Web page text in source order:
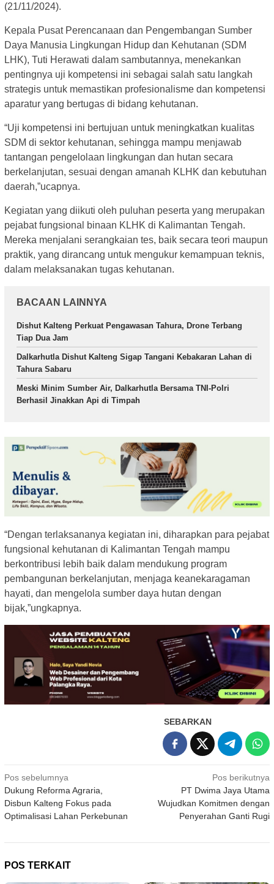
(21/11/2024).
Kepala Pusat Perencanaan dan Pengembangan Sumber
Daya Manusia Lingkungan Hidup dan Kehutanan (SDM
LHK), Tuti Herawati dalam sambutannya, menekankan
pentingnya uji kompetensi ini sebagai salah satu langkah
strategis untuk memastikan profesionalisme dan kompetensi
aparatur yang bertugas di bidang kehutanan.
“Uji kompetensi ini bertujuan untuk meningkatkan kualitas
SDM di sektor kehutanan, sehingga mampu menjawab
tantangan pengelolaan lingkungan dan hutan secara
berkelanjutan, sesuai dengan amanah KLHK dan kebutuhan
daerah,”ucapnya.
Kegiatan yang diikuti oleh puluhan peserta yang merupakan
pejabat fungsional binaan KLHK di Kalimantan Tengah.
Mereka menjalani serangkaian tes, baik secara teori maupun
praktik, yang dirancang untuk mengukur kemampuan teknis,
dalam melaksanakan tugas kehutanan.
BACAAN LAINNYA
Dishut Kalteng Perkuat Pengawasan Tahura, Drone Terbang
Tiap Dua Jam
Dalkarhutla Dishut Kalteng Sigap Tangani Kebakaran Lahan di
Tahura Sabaru
Meski Minim Sumber Air, Dalkarhutla Bersama TNI-Polri
Berhasil Jinakkan Api di Timpah
“Dengan terlaksananya kegiatan ini, diharapkan para pejabat
fungsional kehutanan di Kalimantan Tengah mampu
berkontribusi lebih baik dalam mendukung program
pembangunan berkelanjutan, menjaga keanekaragaman
hayati, dan mengelola sumber daya hutan dengan
bijak,”ungkapnya.
SEBARKAN
Navigasi
pos
Pos sebelumnya
Dukung Reforma Agraria,
Disbun Kalteng Fokus pada
Optimalisasi Lahan Perkebunan
Pos berikutnya
PT Dwima Jaya Utama
Wujudkan Komitmen dengan
Penyerahan Ganti Rugi
POS TERKAIT